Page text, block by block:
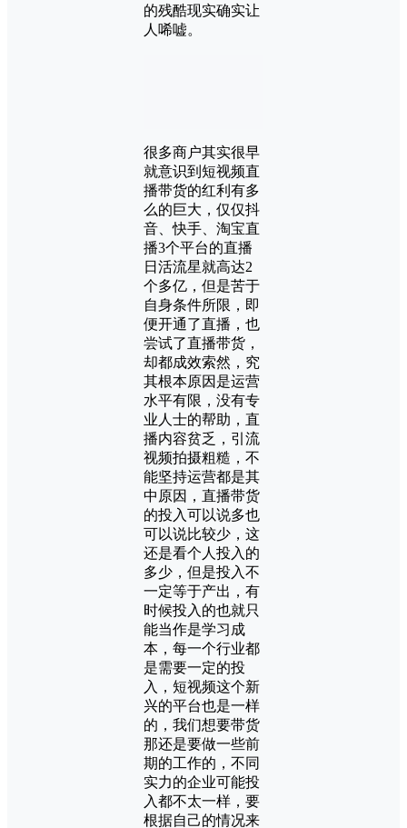
的残酷现实确实让
人唏嘘。
很多商户其实很早
就意识到短视频直
播带货的红利有多
么的巨大，仅仅抖
音、快手、淘宝直
播3个平台的直播
日活流星就高达2
个多亿，但是苦于
自身条件所限，即
便开通了直播，也
尝试了直播带货，
却都成效索然，究
其根本原因是运营
水平有限，没有专
业人士的帮助，直
播内容贫乏，引流
视频拍摄粗糙，不
能坚持运营都是其
中原因，直播带货
的投入可以说多也
可以说比较少，这
还是看个人投入的
多少，但是投入不
一定等于产出，有
时候投入的也就只
能当作是学习成
本，每一个行业都
是需要一定的投
入，短视频这个新
兴的平台也是一样
的，我们想要带货
那还是要做一些前
期的工作的，不同
实力的企业可能投
入都不太一样，要
根据自己的情况来